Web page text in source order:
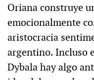
Oriana construye
emocionalmente
aristocracia
argentino. Incluso
Dybala hay algo